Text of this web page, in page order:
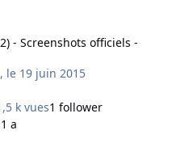
- correction des
et LFDR - correction du
- correction diverses églises
autour de LFBD -
- Screenshots officiels -
, le 19 juin 2015
k vues1 follower
a